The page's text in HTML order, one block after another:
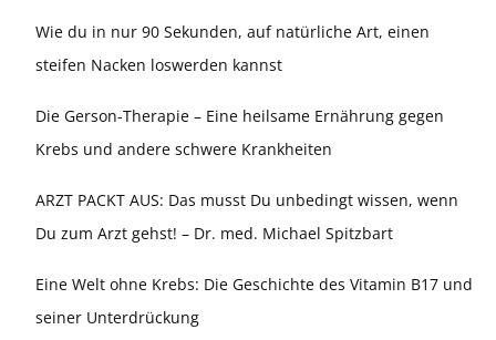
Wie du in nur 90 Sekunden, auf natürliche Art, einen
steifen Nacken loswerden kannst
Die Gerson-Therapie – Eine heilsame Ernährung gegen
Krebs und andere schwere Krankheiten
ARZT PACKT AUS: Das musst Du unbedingt wissen, wenn
Du zum Arzt gehst! – Dr. med. Michael Spitzbart
Eine Welt ohne Krebs: Die Geschichte des Vitamin B17 und
seiner Unterdrückung